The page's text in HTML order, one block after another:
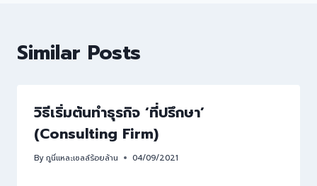
Similar Posts
วิธีเริ่มต้นทำธุรกิจ ‘ที่ปรึกษา’
(Consulting Firm)
Byกูนี่แหละเซลล์ร้อยล้าน 04/09/2021